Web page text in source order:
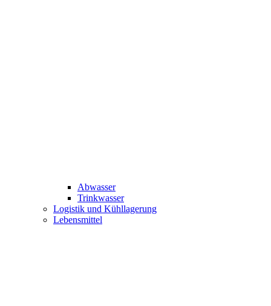
Abwasser
Trinkwasser
Logistik und Kühllagerung
Lebensmittel